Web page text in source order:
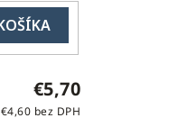
DO
KOŠÍKA
€5,70
€4,60 bez DPH